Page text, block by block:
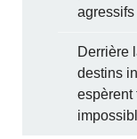
agressifs
Derrière
destins
espèrent